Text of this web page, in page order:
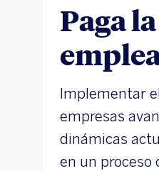
Paga
Implementar el
empresas
dinámicas
en un proceso